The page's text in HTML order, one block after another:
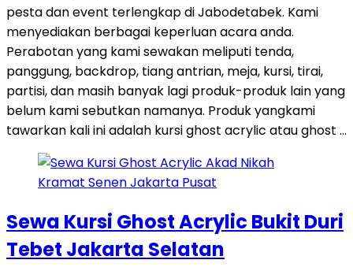
pesta dan event terlengkap di Jabodetabek. Kami
menyediakan berbagai keperluan acara anda.
Perabotan yang kami sewakan meliputi tenda,
panggung, backdrop, tiang antrian, meja, kursi, tirai,
partisi, dan masih banyak lagi produk-produk lain yang
belum kami sebutkan namanya. Produk yangkami
tawarkan kali ini adalah kursi ghost acrylic atau ghost …
Sewa Kursi Ghost Acrylic Bukit Duri
Tebet Jakarta Selatan